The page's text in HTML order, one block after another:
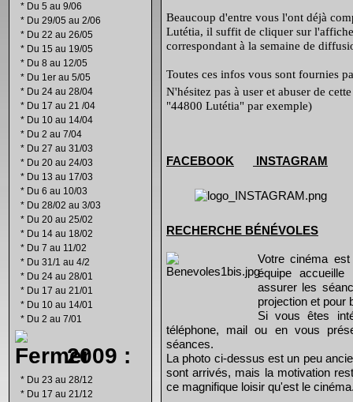
* Du 5 au 9/06
* Du 29/05 au 2/06
* Du 22 au 26/05
* Du 15 au 19/05
* Du 8 au 12/05
* Du 1er au 5/05
* Du 24 au 28/04
* Du 17 au 21 /04
* Du 10 au 14/04
* Du 2 au 7/04
* Du 27 au 31/03
* Du 20 au 24/03
* Du 13 au 17/03
* Du 6 au 10/03
* Du 28/02 au 3/03
* Du 20 au 25/02
* Du 14 au 18/02
* Du 7 au 11/02
* Du 31/1 au 4/2
* Du 24 au 28/01
* Du 17 au 21/01
* Du 10 au 14/01
* Du 2 au 7/01
2009 :
* Du 23 au 28/12
* Du 17 au 21/12
Beaucoup d'entre vous l'ont déjà
Lutétia, il suffit de cliquer sur l'affiche
correspondant à la semaine de
Toutes ces infos vous sont fournies
N'hésitez pas à user et abuser de
"44800 Lutétia" par exemple)
FACEBOOK INSTAGRAM
RECHERCHE BÉNÉVOLES
Votre cinéma
équipe
assurer les
projection et pour
Si vous êtes
téléphone, mail ou en vous
séances.
La photo ci-dessus est un peu
sont arrivés, mais la motivation
ce magnifique loisir qu'est le